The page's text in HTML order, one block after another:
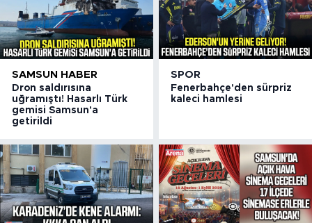
SAMSUN HABER
Dron saldırısına
uğramıştı! Hasarlı Türk
gemisi Samsun'a
getirildi
SPOR
Fenerbahçe'den sürpriz
kaleci hamlesi